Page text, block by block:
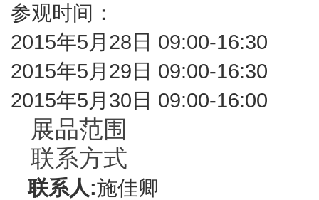
参观时间：
2015年5月28日 09:00-16:30
2015年5月29日 09:00-16:30
2015年5月30日 09:00-16:00
展品范围
联系方式
联系人:施佳卿